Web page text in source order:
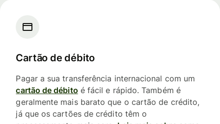
Cartão de débito
Pagar a sua transferência internacional com um
cartão de débito é fácil e rápido. Também é
geralmente mais barato que o cartão de crédito,
já que os cartões de crédito têm o